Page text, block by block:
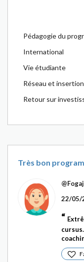
Pédagogie du
International
Vie étudiante
Réseau et
Retour sur
Très bon
22/05/